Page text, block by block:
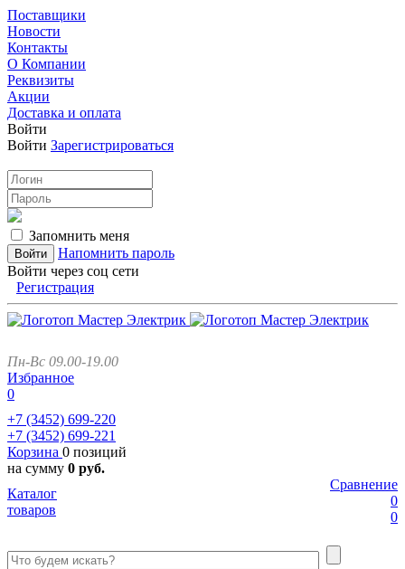
Поставщики
Новости
Контакты
О Компании
Реквизиты
Акции
Доставка и оплата
Войти
Войти Зарегистрироваться
Запомнить меня
Напомнить пароль
Войти через соц сети
Регистрация
Пн-Вс 09.00-19.00
Избранное
0
+7 (3452) 699-220
+7 (3452) 699-221
Корзина 0 позиций
на сумму 0 руб.
Сравнение
0
0
Каталог
товаров